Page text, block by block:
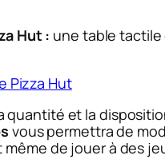
Hut : une table tactile
et la
vous permettra de
de jouer à des